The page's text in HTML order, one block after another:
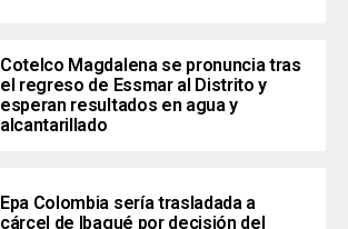
Cotelco Magdalena se pronuncia tras
el regreso de Essmar al Distrito y
esperan resultados en agua y
alcantarillado
Epa Colombia sería trasladada a
cárcel de Ibagué por decisión del